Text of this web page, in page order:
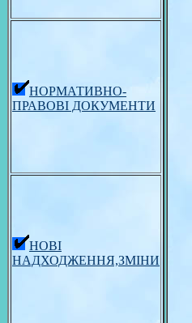
НОРМАТИВНО-
ПРАВОВІ ДОКУМЕНТИ
НОВІ
НАДХОДЖЕННЯ,ЗМІНИ